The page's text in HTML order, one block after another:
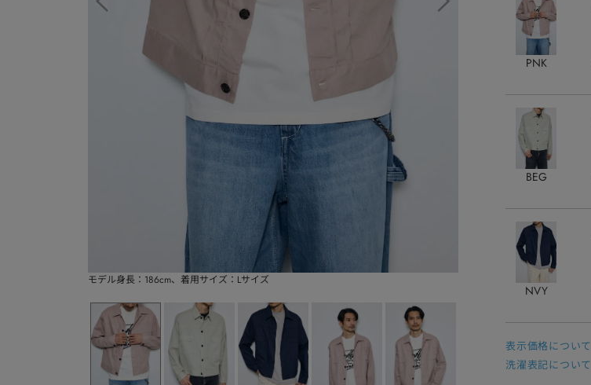
モデル身長：186cm、着用サイズ：Lサイズ
PNK
BEG
NVY
表示価格について
洗濯表記について